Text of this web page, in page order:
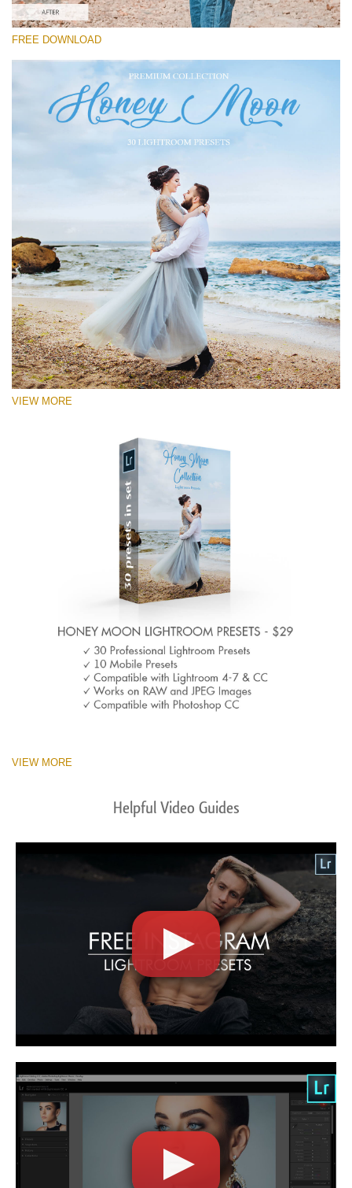
(1432 Lr Presets)
Tải xuống miễn phí
FREE DOWNLOAD
VIEW MORE
VIEW MORE
Helpful Video Guides